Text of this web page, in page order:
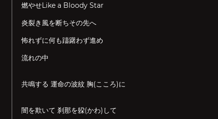
燃やせLike a Bloody Star
炎裂き風を断ちその先へ
怖れずに何も躊躇わず進め
流れの中
共鳴する 運命の波紋 胸(こころ)に
闇を欺いて 刹那を躱(かわ)して